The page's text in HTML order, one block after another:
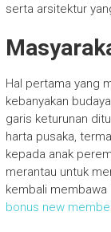
serta arsitektur
Hal pertama yang
kebanyakan
garis keturunan
harta pusaka,
kepada anak
merantau untuk
kembali membawa
bonus new